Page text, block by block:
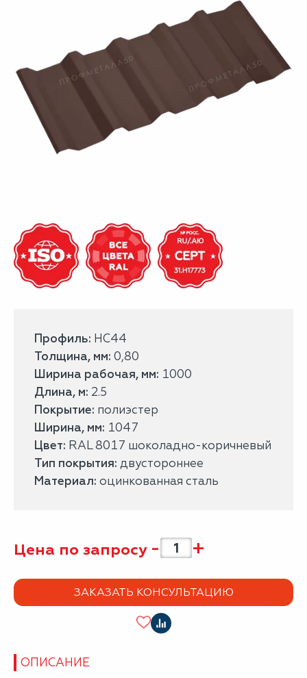
Профиль: НС44
Толщина, мм: 0,80
Ширина рабочая, мм: 1000
Длина, м: 2.5
Покрытие: полиэстер
Ширина, мм: 1047
Цвет: RAL 8017 шоколадно-коричневый
Тип покрытия: двустороннее
Материал: оцинкованная сталь
Цена по запросу - +
ЗАКАЗАТЬ КОНСУЛЬТАЦИЮ
ОПИСАНИЕ